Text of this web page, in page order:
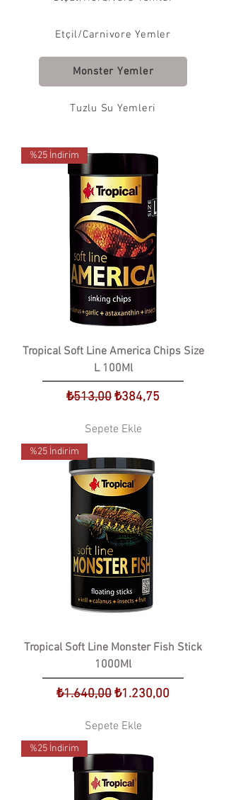
Etçil/Carnivore Yemler
Monster Yemler
Tuzlu Su Yemleri
%25 İndirim
Tropical Soft Line America Chips Size
L 100Ml
Normal Fiyat
₺513,00İndirimli Fiyat
₺384,75
Sepete Ekle
%25 İndirim
Tropical Soft Line Monster Fish Stick
1000Ml
Normal Fiyat
₺1.640,00İndirimli Fiyat
₺1.230,00
Sepete Ekle
%25 İndirim